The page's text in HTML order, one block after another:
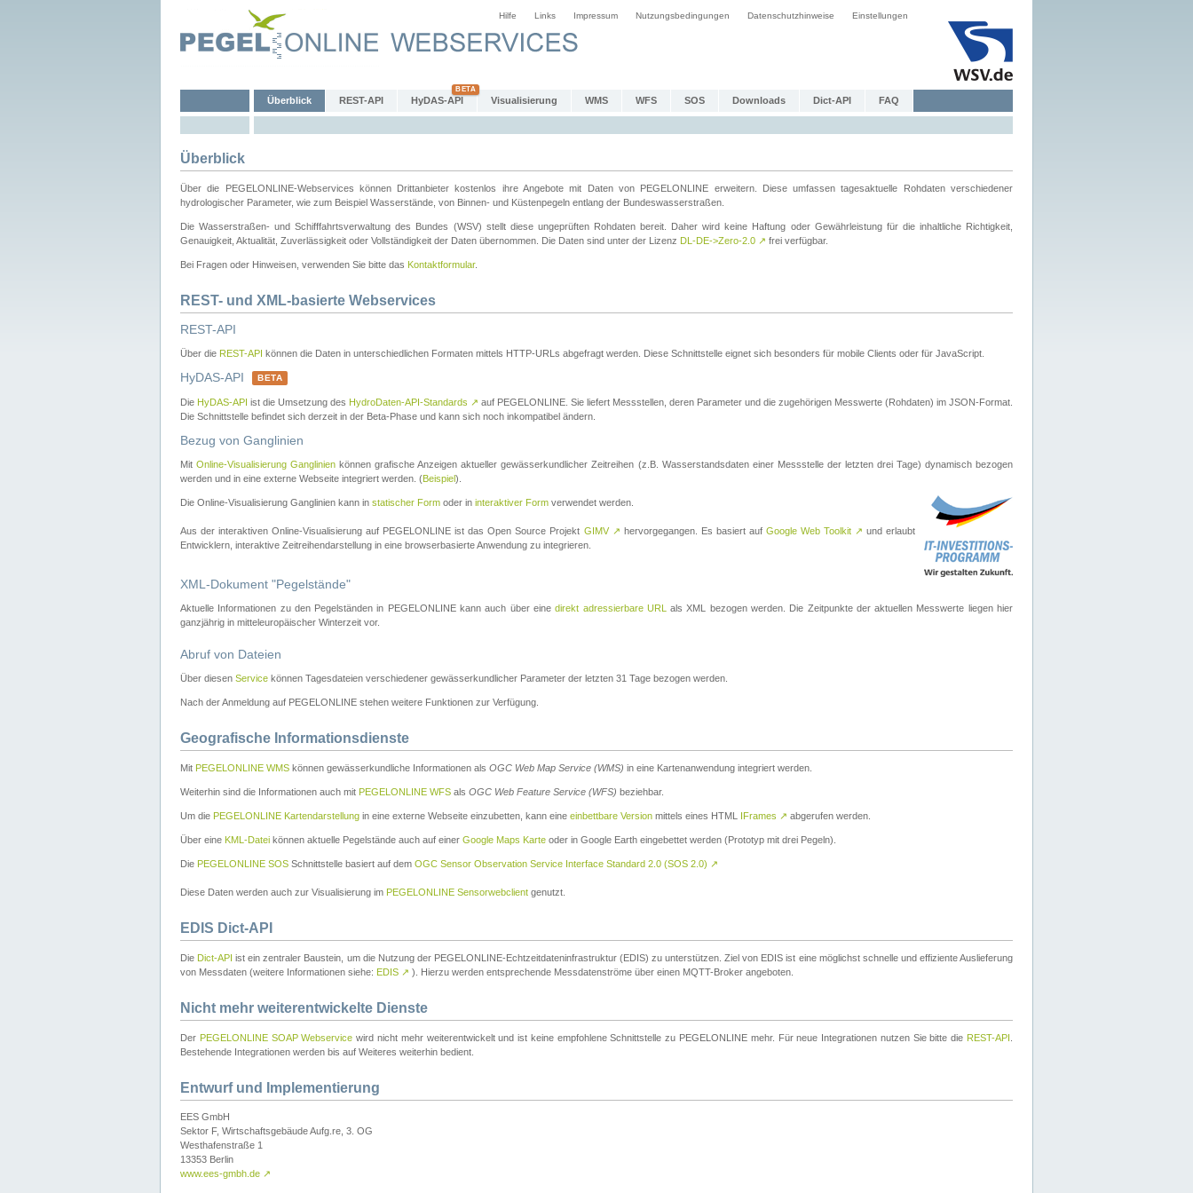
Hilfe Links Impressum Nutzungsbedingungen Datenschutzhinweise Einstellungen
Überblick REST-API HyDAS-API Visualisierung WMS WFS SOS Downloads Dict-API FAQ
Überblick
Über die PEGELONLINE-Webservices können Drittanbieter kostenlos ihre Angebote mit Daten von PEGELONLINE erweitern. Diese umfassen tagesaktuelle Rohdaten verschiedener
hydrologischer Parameter, wie zum Beispiel Wasserstände, von Binnen- und Küstenpegeln entlang der Bundeswasserstraßen.
Die Wasserstraßen- und Schifffahrtsverwaltung des Bundes (WSV) stellt diese ungeprüften Rohdaten bereit. Daher wird keine Haftung oder Gewährleistung für die inhaltliche Richtigkeit,
Genauigkeit, Aktualität, Zuverlässigkeit oder Vollständigkeit der Daten übernommen. Die Daten sind unter der Lizenz DL-DE->Zero-2.0 ↗ frei verfügbar.
Bei Fragen oder Hinweisen, verwenden Sie bitte das Kontaktformular.
REST- und XML-basierte Webservices
REST-API
Über die REST-API können die Daten in unterschiedlichen Formaten mittels HTTP-URLs abgefragt werden. Diese Schnittstelle eignet sich besonders für mobile Clients oder für JavaScript.
HyDAS-API BETA
Die HyDAS-API ist die Umsetzung des HydroDaten-API-Standards ↗ auf PEGELONLINE. Sie liefert Messstellen, deren Parameter und die zugehörigen Messwerte (Rohdaten) im JSON-Format.
Die Schnittstelle befindet sich derzeit in der Beta-Phase und kann sich noch inkompatibel ändern.
Bezug von Ganglinien
MitOnline-Visualisierung Ganglinien können grafische Anzeigen aktueller gewässerkundlicher Zeitreihen (z.B. Wasserstandsdaten einer Messstelle der letzten drei Tage) dynamisch bezogen
werden und in eine externe Webseite integriert werden. (Beispiel).
Die Online-Visualisierung Ganglinien kann in statischer Form oder in interaktiver Form verwendet werden.
Aus der interaktiven Online-Visualisierung auf PEGELONLINE ist das Open Source Projekt GIMV ↗ hervorgegangen. Es basiert auf Google Web Toolkit ↗ und erlaubt
Entwicklern, interaktive Zeitreihendarstellung in eine browserbasierte Anwendung zu integrieren.
XML-Dokument "Pegelstände"
Aktuelle Informationen zu den Pegelständen in PEGELONLINE kann auch über einedirekt adressierbare URL
als XML bezogen werden. Die Zeitpunkte der aktuellen Messwerte liegen hier
ganzjährig in mitteleuropäischer Winterzeit vor.
Abruf von Dateien
Über diesen Service können Tagesdateien verschiedener gewässerkundlicher Parameter der letzten 31 Tage bezogen werden.
Nach der Anmeldung auf PEGELONLINE stehen weitere Funktionen zur Verfügung.
Geografische Informationsdienste
Mit PEGELONLINE WMS können gewässerkundliche Informationen als OGC Web Map Service (WMS) in eine Kartenanwendung integriert werden.
Weiterhin sind die Informationen auch mit PEGELONLINE WFS als OGC Web Feature Service (WFS) beziehbar.
Um die PEGELONLINE Kartendarstellung in eine externe Webseite einzubetten, kann eine einbettbare Version mittels eines HTML IFrames ↗ abgerufen werden.
Über eine KML-Datei können aktuelle Pegelstände auch auf einer Google Maps Karte oder in Google Earth eingebettet werden (Prototyp mit drei Pegeln).
Die PEGELONLINE SOS Schnittstelle basiert auf dem OGC Sensor Observation Service Interface Standard 2.0 (SOS 2.0) ↗
Diese Daten werden auch zur Visualisierung im PEGELONLINE Sensorwebclient genutzt.
EDIS Dict-API
Die Dict-API ist ein zentraler Baustein, um die Nutzung der PEGELONLINE-Echtzeitdateninfrastruktur (EDIS) zu unterstützen. Ziel von EDIS ist eine möglichst schnelle und effiziente Auslieferung
von Messdaten (weitere Informationen siehe: EDIS ↗ ). Hierzu werden entsprechende Messdatenströme über einen MQTT-Broker angeboten.
Nicht mehr weiterentwickelte Dienste
Der PEGELONLINE SOAP Webservice wird nicht mehr weiterentwickelt und ist keine empfohlene Schnittstelle zu PEGELONLINE mehr. Für neue Integrationen nutzen Sie bitte die REST-API
Bestehende Integrationen werden bis auf Weiteres weiterhin bedient.
Entwurf und Implementierung
EES GmbH
Sektor F, Wirtschaftsgebäude Aufg.re, 3. OG
Westhafenstraße 1
13353 Berlin
www.ees-gmbh.de ↗